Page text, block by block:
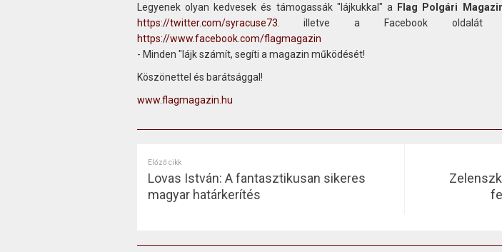
Legyenek olyan kedvesek és támogassák "lájkukkal" a
Flag Polgári
https://twitter.com/syracuse73 . illetve a Facebook oldalát
https://www.facebook.com/flagmagazin
- Minden "lájk számít, segíti a magazin működését!
Köszönettel és barátsággal!
www.flagmagazin.hu
Előző cikk
Lovas István: A fantasztikusan sikeres
magyar határkerítés